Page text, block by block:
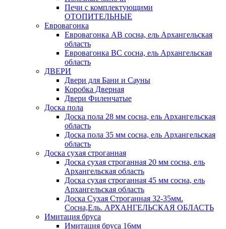
Печи с комплектующими
ОТОПИТЕЛЬНЫЕ
Евровагонка
Евровагонка АВ сосна, ель Архангельская
область
Евровагонка ВС сосна, ель Архангельская
область
ДВЕРИ
Двери для Бани и Сауны
Коробка Дверная
Двери Филенчатые
Доска пола
Доска пола 28 мм сосна, ель Архангельская
область
Доска пола 35 мм сосна, ель Архангельская
область
Доска сухая строганная
Доска сухая строганная 20 мм сосна, ель
Архангельская область
Доска сухая строганная 45 мм сосна, ель
Архангельская область
Доска Сухая Строганная 32-35мм.
Сосна,Ель. АРХАНГЕЛЬСКАЯ ОБЛАСТЬ
Имитация бруса
Имитация бруса 16мм